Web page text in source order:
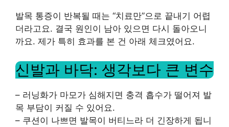
발목 통증이 반복될 때는 “치료만”으로 끝내기 어렵
더라고요. 결국 원인이 남아 있으면 다시 돌아오니
까요. 제가 특히 효과를 본 건 아래 체크였어요.
신발과 바닥: 생각보다 큰 변수
– 러닝화가 마모가 심해지면 충격 흡수가 떨어져 발
목 부담이 커질 수 있어요.
– 쿠션이 나쁘면 발목이 버티느라 더 긴장하게 됩니